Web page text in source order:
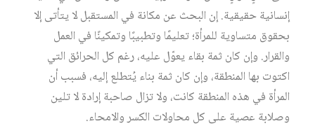
إنسانية حقيقية. إن البحث عن مكانة في المستقبل لا يتأتى إلا
بحقوق متساوية للمرأة؛ تعليمًا وتطبيبًا وتمكينًا في العمل
والقرار. وإن كان ثمة بقاء يعوّل عليه، رغم كل الحرائق التي
اكتوت بها المنطقة، وإن كان ثمة بناء يُتطلع إليه، فسبب أن
المرأة في هذه المنطقة كانت، ولا تزال صاحبة إرادة لا تلين
وصلابة عصية على كل محاولات الكسر والامحاء.